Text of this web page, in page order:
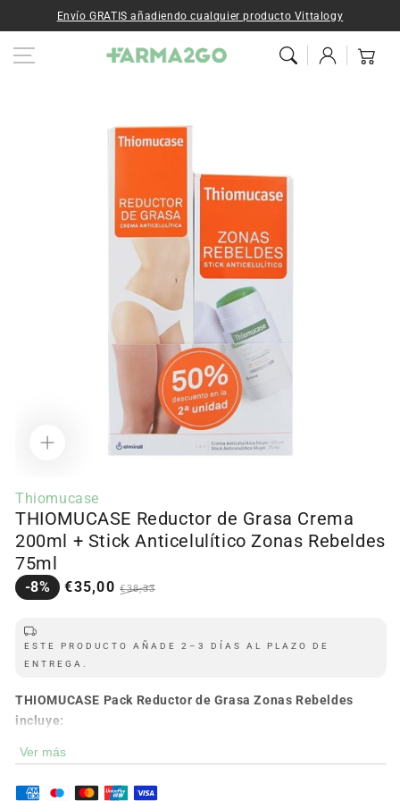
Ir al contenidoEnvío GRATIS añadiendo cualquier producto Vittalogy
Iniciar
sesión
Carrito
contenido
multimedia
en
modal
Thiomucase
THIOMUCASE Reductor de Grasa Crema
200ml + Stick Anticelulítico Zonas Rebeldes
75ml
-8% Precio
€35,00 Precio
€38,33
ESTE PRODUCTO AÑADE 2–3 DÍAS AL PLAZO DE
ENTREGA.
THIOMUCASE Pack Reductor de Grasa Zonas Rebeldes
incluye:
-Stick Anticelulítico Zonas Rebeldes 75ml
Stick Anticelulítico de Zonas Rebeldes.
Ver más